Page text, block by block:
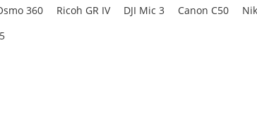
360 Ricoh GR IV DJI Mic 3 Canon C50